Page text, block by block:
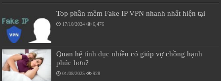
Top phần mềm Fake IP VPN nhanh nhất hiện tại
17/10/2024 6,476
Quan hệ tình dục nhiều có giúp vợ chồng hạnh
phúc hơn?
01/08/2025 928